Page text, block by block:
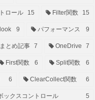
ロール 15 Filter関数 15
9 パフォーマンス 9
まとめ記事 7 OneDrive 7
First関数 6 Split関数 6
6 ClearCollect関数 6
ックスコントロール 5